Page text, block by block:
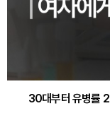
30대부터 유병률